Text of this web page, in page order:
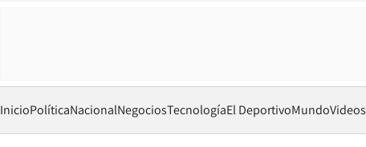
InicioPolíticaNacionalNegociosTecnologíaEl DeportivoMundoVideos